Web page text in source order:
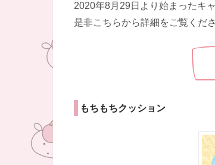
2020年8月29日より始まったキ
是非こちらから詳細をご覧くだ
もちもちクッション